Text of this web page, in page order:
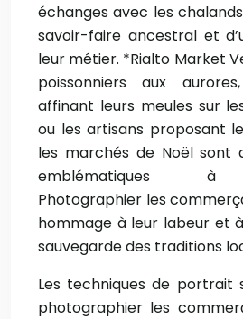
échanges avec les
savoir-faire ancestral et
leur métier. *Rialto Market
poissonniers aux
affinant leurs meules sur
ou les artisans proposant
les marchés de Noël sont
emblématiques à
Photographier les
hommage à leur labeur et
sauvegarde des traditions
Les techniques de portrait
photographier les